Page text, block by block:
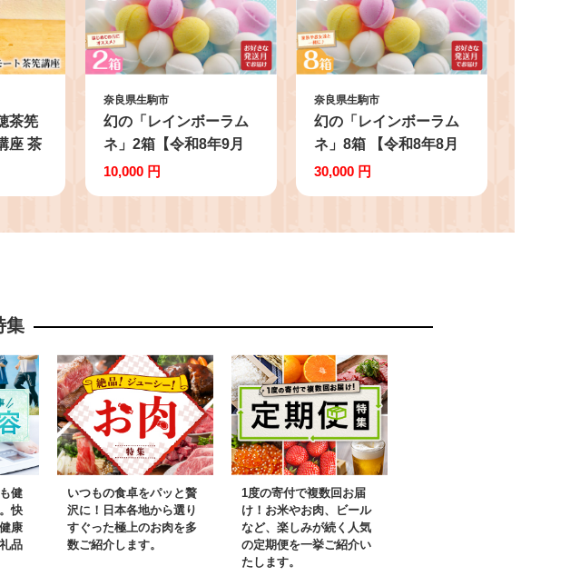
茶筅
座 茶
穂茶
谷村
奈
奈良県生駒市
幻の「レインボーラム
ネ」2箱【令和8年9月
発送】 レインボーラム
幻 ギフト 大人気 お菓
っぱい カリカリ ふんわ
奈良県 生駒市 送料無料
10,000 円
奈良県生駒市
幻の「レインボーラム
ネ」8箱 【令和8年8月
発送】 レインボーラム
幻 ギフト 大人気 お菓
っぱい カリカリ ふんわ
奈良県 生駒市 送料無料
30,000 円
集
健
快
康
品
いつもの食卓をパッと贅
沢に！日本各地から選り
すぐった極上のお肉を多
数ご紹介します。
1度の寄付で複数回お届
け！お米やお肉、ビール
など、楽しみが続く人気
の定期便を一挙ご紹介い
たします。